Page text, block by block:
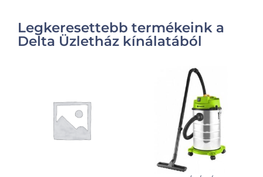
Legkeresettebb termékeink a
Delta Üzletház kínálatából